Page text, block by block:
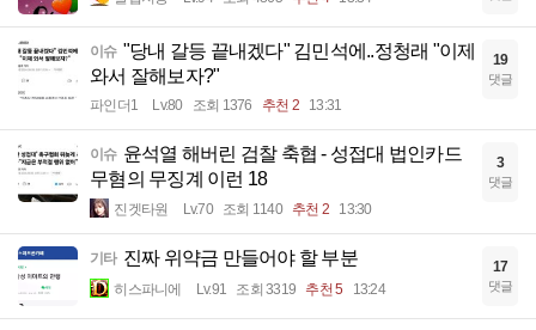
이슈 "당내 갈등 끝내겠다" 김민석에..정청래 "이제
와서 잘해보자?"
파인더1 Lv.80 조회 1376 추천 2 13:31
19
댓글
이슈 윤석열 해버린 검찰 축협 - 성접대 법인카드
무혐의 무징계 이런 18
진겟타원 Lv.70 조회 1140 추천 2 13:30
3
댓글
기타 진짜 위약금 만들어야 할 부분
히스파니에 Lv.91 조회 3319 추천 5 13:24
17
댓글